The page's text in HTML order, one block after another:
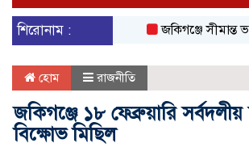
শিরোনাম :
জকিগঞ্জে সীমান্ত
হোম রাজনীতি
জকিগঞ্জে ১৮ ফেব্রুয়ারি সর্বদলীয়
বিক্ষোভ মিছিল